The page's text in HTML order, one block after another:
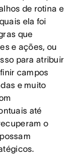
de rotina e
ela foi
que
e ações, ou
para atribuir
campos
e muito
até
o